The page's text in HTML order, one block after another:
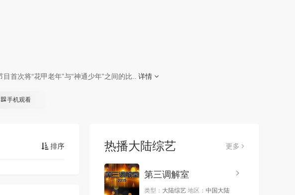
次将“花甲老年”与“神通少年”之间的比.. 详情
手机观看
排序 热播大陆综艺 更多
第三调解室
类型： 大陆综艺 地区： 中国大陆